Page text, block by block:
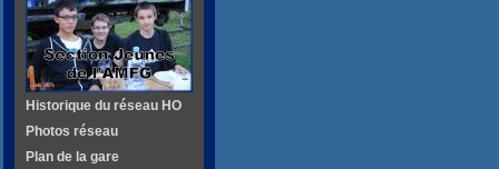
Historique du réseau HO
Photos réseau
Plan de la gare